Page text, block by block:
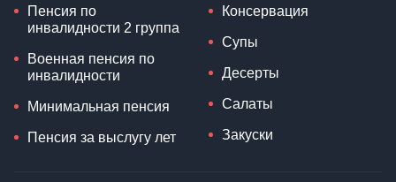
Пенсия по
инвалидности 2 группа
Военная пенсия по
инвалидности
Минимальная пенсия
Пенсия за выслугу лет
Консервация
Супы
Десерты
Салаты
Закуски